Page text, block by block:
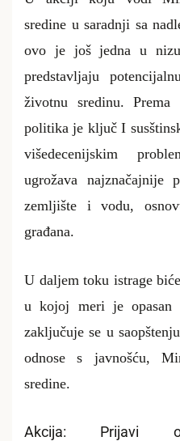
sredine u saradnji sa
ovo je još jedna u
predstavljaju
životnu sredinu. Prema
politika je ključ I
višedecenijskim
ugrožava najznačajnije
zemljište i vodu,
građana.
U daljem toku istrage
u kojoj meri je
zaključuje se u
odnose s javnošću,
sredine.
Akcija: Prijavi